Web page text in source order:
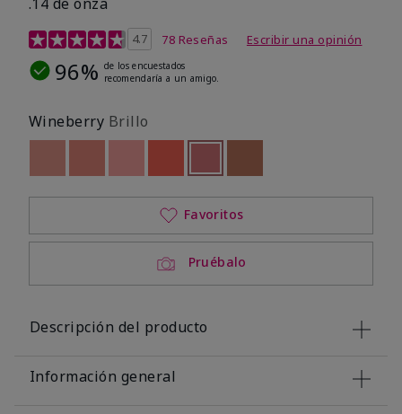
Calificación de clientes de 4,3 de 5
4.7 78 Reseñas Escribir una opinión
96% de los encuestados
recomendaría a un amigo.
Wineberry Brillo
Out of stockOut of stockseleccionado
Out of stock
Pruébalo
Favoritos
Descripción del producto
Información general